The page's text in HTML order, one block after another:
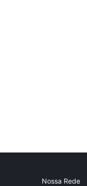
Nossa Rede